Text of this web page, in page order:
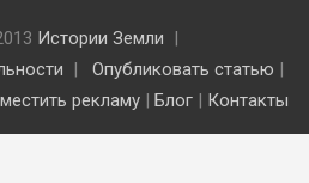
Истории Земли
Опубликовать статью |
рекламу | Блог | Контакты